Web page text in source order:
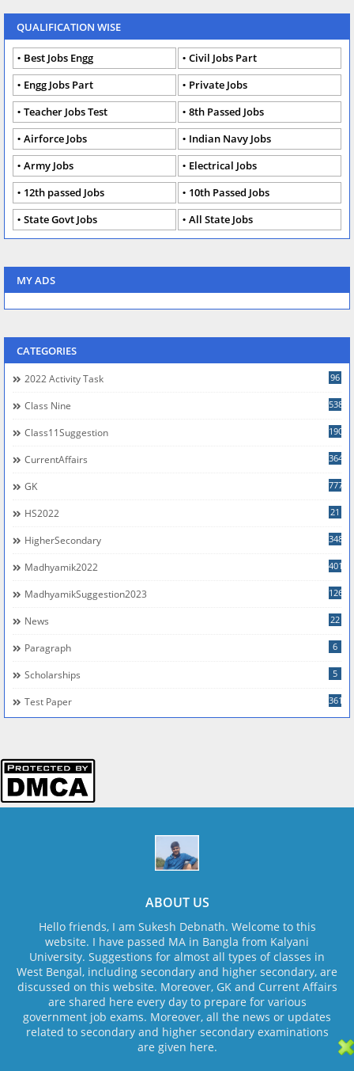
QUALIFICATION WISE
Best Jobs Engg
Civil Jobs Part
Engg Jobs Part
Private Jobs
Teacher Jobs Test
8th Passed Jobs
Airforce Jobs
Indian Navy Jobs
Army Jobs
Electrical Jobs
12th passed Jobs
10th Passed Jobs
State Govt Jobs
All State Jobs
MY ADS
CATEGORIES
2022 Activity Task 96
Class Nine 538
Class11Suggestion 190
CurrentAffairs 364
GK 777
HS2022 21
HigherSecondary 348
Madhyamik2022 401
MadhyamikSuggestion2023 126
News 22
Paragraph 6
Scholarships 5
Test Paper 361
ABOUT US
Hello friends, I am Sukesh Debnath. Welcome to this
website. I have passed MA in Bangla from Kalyani
University. Suggestions for almost all types of classes in
West Bengal, including secondary and higher secondary, are
discussed on this website. Moreover, GK and Current Affairs
are shared here every day to prepare for various
government job exams. Moreover, all the news or updates
related to secondary and higher secondary examinations
are given here.